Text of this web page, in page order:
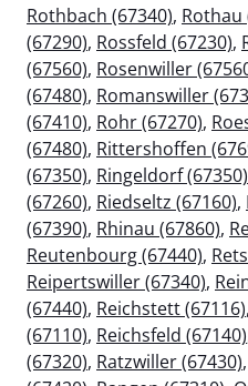
Rothbach (67340), Rothau
(67290), Rossfeld (67230),
(67560), Rosenwiller
(67480), Romanswiller
(67410), Rohr (67270),
(67480), Rittershoffen
(67350), Ringeldorf (67350)
(67260), Riedseltz (67160),
(67390), Rhinau (67860),
Reutenbourg (67440),
Reipertswiller (67340),
(67440), Reichstett (67116),
(67110), Reichsfeld (67140)
(67320), Ratzwiller (67430),